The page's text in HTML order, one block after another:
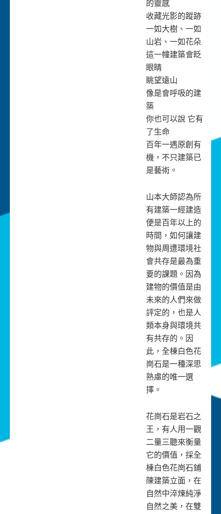
的靈感
收藏光影的蹤跡
一如大樹、一如
山岩、一如花朵
這一幢建築會眨
眼睛
眺望遠山
像是會呼吸的建
築
你也可以說 它有
了生命
百年一遇原創有
機，不只建築已
是藝術。
山本大師認為所
有建築一經建造
便是百年以上的
時間，如何讓建
物與周遭環境社
會共存是最為重
要的課題。因為
建物的價值是由
未來的人們來做
評定的，也是人
類本身與環境共
有共存的。因
此，全棟白色花
崗石是一種深思
熟慮的唯一選
擇。
花崗石是岩石之
王，有人用一觀
二量三聽來衡量
它的價值，採全
棟白色花崗石鋪
陳建築立面，在
自然中淬煉純淨
自然之美，在雙